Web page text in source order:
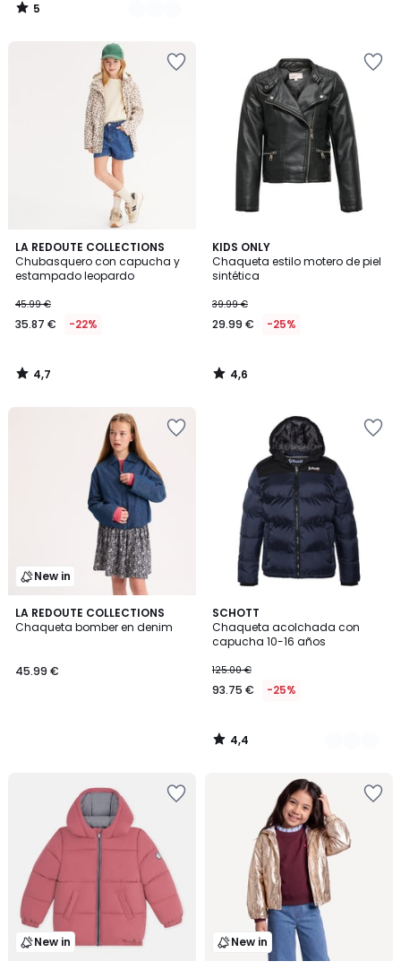
5
/
LA REDOUTE COLLECTIONS
Chubasquero con capucha y
estampado leopardo
45.99 €
35.87 € -22%
4,7
/ 5
4,7
/
KIDS ONLY
Chaqueta estilo motero de piel
sintética
39.99 €
29.99 € -25%
4,6
/ 5
4,6
/
New in
LA REDOUTE COLLECTIONS
Chaqueta bomber en denim
45.99 €
SCHOTT
Chaqueta acolchada con
capucha 10-16 años
125.00 €
93.75 € -25%
4,4
/ 5
2
Colores
4,4
/
New in New in